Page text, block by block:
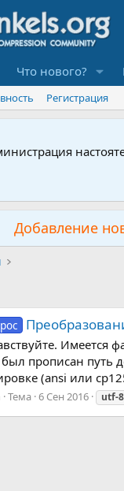
Что нового?
Регистрация
Добавление
Имеется
прописан путь
(ansi или
Тема 6 Сен 2016 utf-8